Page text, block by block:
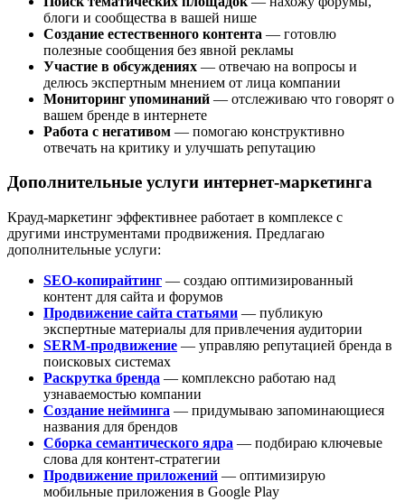
блоги и сообщества в вашей нише
Создание естественного контента — готовлю
полезные сообщения без явной рекламы
Участие в обсуждениях — отвечаю на вопросы и
делюсь экспертным мнением от лица компании
Мониторинг упоминаний — отслеживаю что говорят о
вашем бренде в интернете
Работа с негативом — помогаю конструктивно
отвечать на критику и улучшать репутацию
Дополнительные услуги интернет-маркетинга
Крауд-маркетинг эффективнее работает в комплексе с
другими инструментами продвижения. Предлагаю
дополнительные услуги:
SEO-копирайтинг — создаю оптимизированный
контент для сайта и форумов
Продвижение сайта статьями — публикую
экспертные материалы для привлечения аудитории
SERM-продвижение — управляю репутацией бренда в
поисковых системах
Раскрутка бренда — комплексно работаю над
узнаваемостью компании
Создание нейминга — придумываю запоминающиеся
названия для брендов
Сборка семантического ядра — подбираю ключевые
слова для контент-стратегии
Продвижение приложений — оптимизирую
мобильные приложения в Google Play